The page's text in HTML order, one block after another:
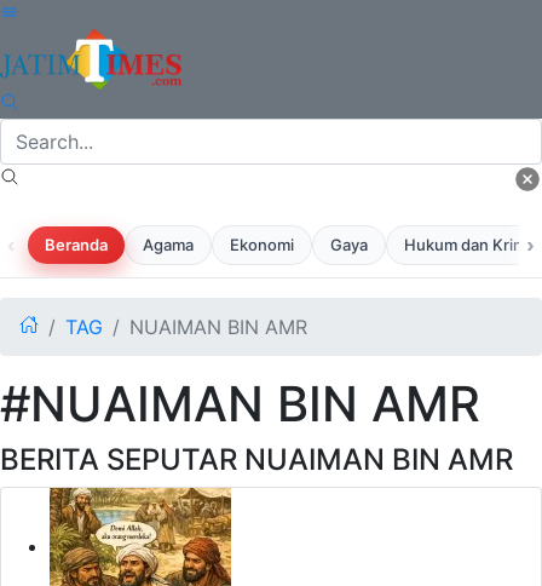
‹ Beranda Agama Ekonomi Gaya Hukum dan ›
TAG NUAIMAN BIN AMR
#NUAIMAN BIN AMR
BERITA SEPUTAR NUAIMAN BIN AMR